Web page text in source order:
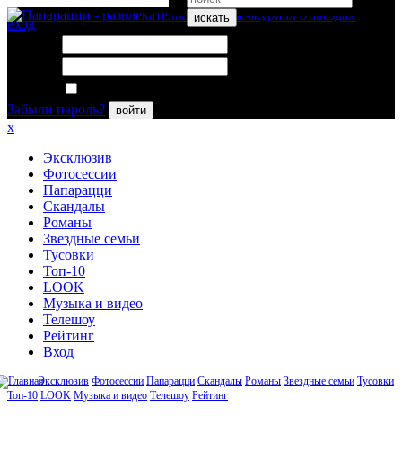
искать
вход
Забыли пароль?
войти
x
Эксклюзив
Фотосессии
Папарацци
Скандалы
Романы
Звездные семьи
Тусовки
Топ-10
LOOK
Музыка и видео
Телешоу
Рейтинг
Вход
Эксклюзив Фотосессии Папарацци Скандалы Романы Звездные семьи Тусовки
Топ-10 LOOK Музыка и видео Телешоу Рейтинг